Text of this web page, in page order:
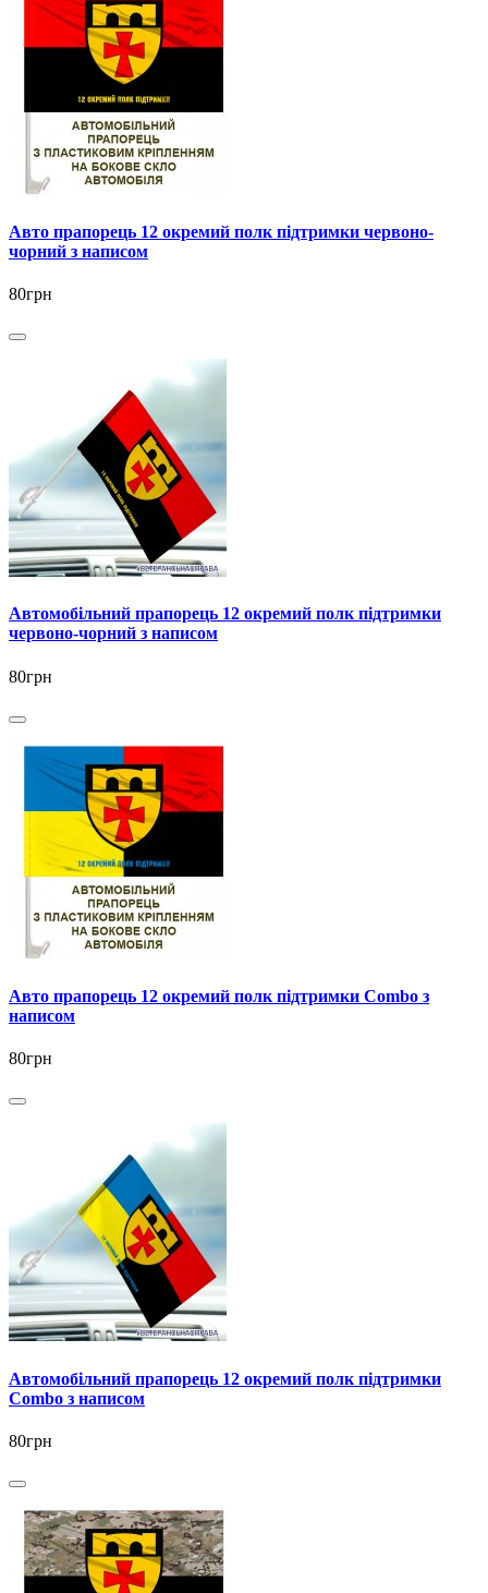
Авто прапорець 12 окремий полк підтримки червоно-
чорний з написом
80грн
Автомобільний прапорець 12 окремий полк підтримки
червоно-чорний з написом
80грн
Авто прапорець 12 окремий полк підтримки Combo з
написом
80грн
Автомобільний прапорець 12 окремий полк підтримки
Combo з написом
80грн